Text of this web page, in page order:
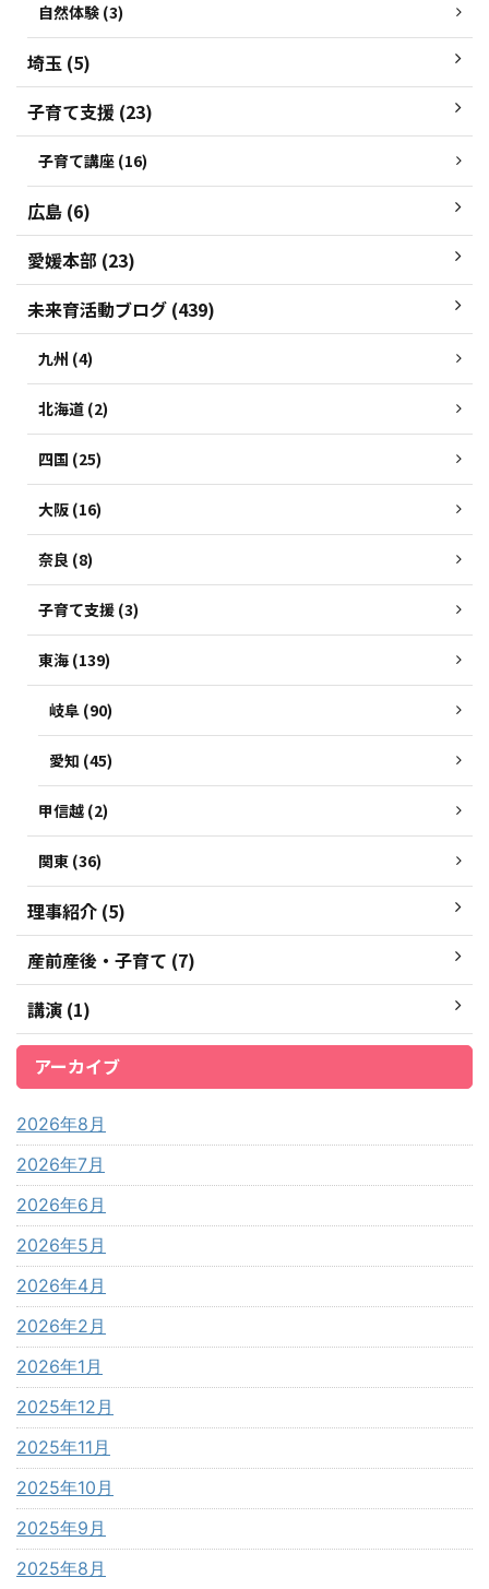
自然体験 (3)
埼玉 (5)
子育て支援 (23)
子育て講座 (16)
広島 (6)
愛媛本部 (23)
未来育活動ブログ (439)
九州 (4)
北海道 (2)
四国 (25)
大阪 (16)
奈良 (8)
子育て支援 (3)
東海 (139)
岐阜 (90)
愛知 (45)
甲信越 (2)
関東 (36)
理事紹介 (5)
産前産後・子育て (7)
講演 (1)
アーカイブ
2026年8月
2026年7月
2026年6月
2026年5月
2026年4月
2026年2月
2026年1月
2025年12月
2025年11月
2025年10月
2025年9月
2025年8月